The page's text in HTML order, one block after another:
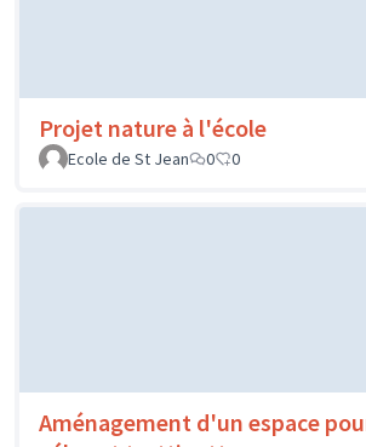
Projet nature à l'école
Ecole de St Jean
0 0
Aménagement d'un espace